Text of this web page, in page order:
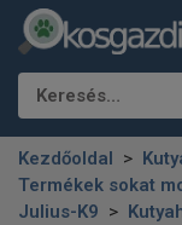
Keresés…
Kezdőoldal
Termékek sokat
Julius-K9